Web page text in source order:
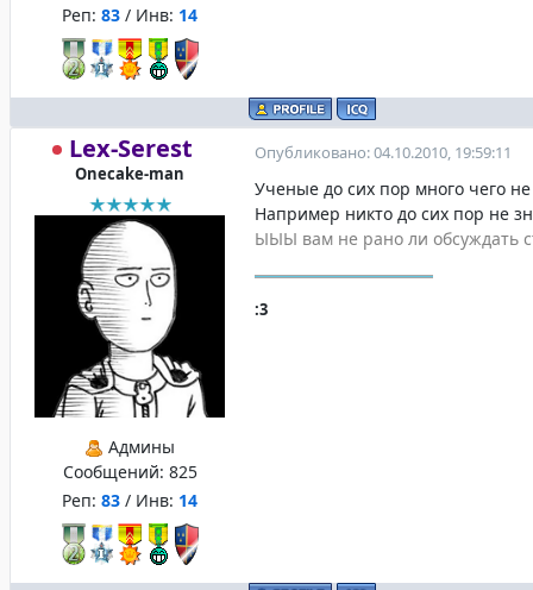
Реп: 83 / Инв: 14
Lex-Serest
Onecake-man
Админы
Сообщений: 825
Реп: 83 / Инв: 14
Опубликовано: 04.10.2010, 19:59:11
Ученые до сих пор много чего
Например никто до сих пор не
ЫЫЫ вам не рано ли обсуждать
:3